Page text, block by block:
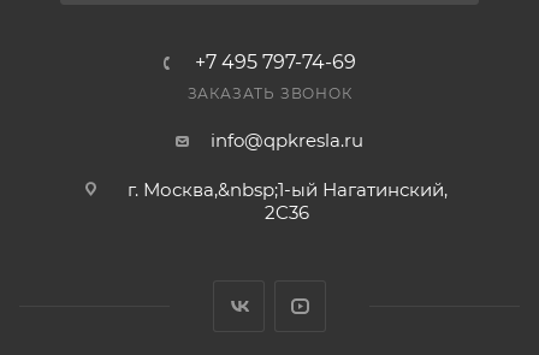
+7 495 797-74-69
ЗАКАЗАТЬ ЗВОНОК
info@qpkresla.ru
г. Москва,&nbsp;1-ый Нагатинский,
2C36